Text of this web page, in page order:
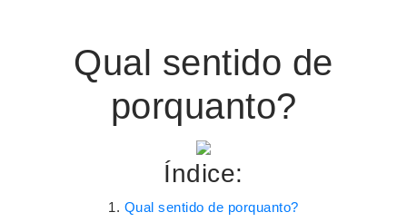
Qual sentido de
porquanto?
Índice:
Qual sentido de porquanto?